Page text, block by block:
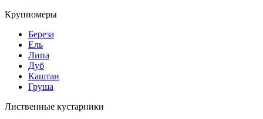
Крупномеры
Береза
Ель
Липа
Дуб
Каштан
Груша
Лиственные кустарники